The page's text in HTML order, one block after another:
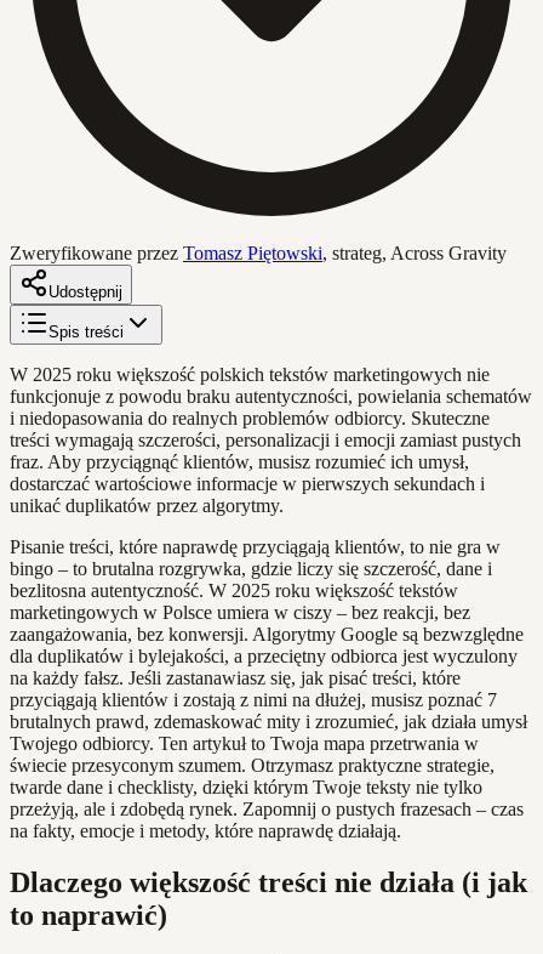
Zweryfikowane przez Tomasz Piętowski, strateg, Across Gravity
Udostępnij
Spis treści
W 2025 roku większość polskich tekstów marketingowych nie
funkcjonuje z powodu braku autentyczności, powielania schematów
i niedopasowania do realnych problemów odbiorcy. Skuteczne
treści wymagają szczerości, personalizacji i emocji zamiast pustych
fraz. Aby przyciągnąć klientów, musisz rozumieć ich umysł,
dostarczać wartościowe informacje w pierwszych sekundach i
unikać duplikatów przez algorytmy.
Pisanie treści, które naprawdę przyciągają klientów, to nie gra w
bingo – to brutalna rozgrywka, gdzie liczy się szczerość, dane i
bezlitosna autentyczność. W 2025 roku większość tekstów
marketingowych w Polsce umiera w ciszy – bez reakcji, bez
zaangażowania, bez konwersji. Algorytmy Google są bezwzględne
dla duplikatów i bylejakości, a przeciętny odbiorca jest wyczulony
na każdy fałsz. Jeśli zastanawiasz się, jak pisać treści, które
przyciągają klientów i zostają z nimi na dłużej, musisz poznać 7
brutalnych prawd, zdemaskować mity i zrozumieć, jak działa umysł
Twojego odbiorcy. Ten artykuł to Twoja mapa przetrwania w
świecie przesyconym szumem. Otrzymasz praktyczne strategie,
twarde dane i checklisty, dzięki którym Twoje teksty nie tylko
przeżyją, ale i zdobędą rynek. Zapomnij o pustych frazesach – czas
na fakty, emocje i metody, które naprawdę działają.
Dlaczego większość treści nie działa (i jak
to naprawić)